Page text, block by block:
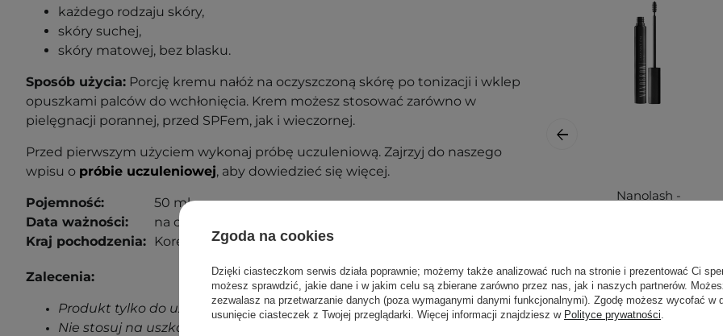
każdego rodzaju skóry,
skóry suchej,
skóry matowej, bez blasku.
Sposób użycia: Porcję kremu nałóż na oczyszczoną skórę po tonizacji i wklep
opuszkami palców do wchłonięcia. Krem możesz stosować zarówno w
pielęgnacji porannej, przed SPFem, jak i wieczornej.
Przed pierwszym użyciem wykonaj próbę uczuleniową. Zajrzyj do naszego
wpisu o próbie uczuleniowej, aby dowiedzieć się więcej.
Pojemność:
50 ml
Data ważności:
na opakowaniu.
Kraj pochodzenia:
Korea Południowa.
Zalecenia:
Produkt tylko do użytku zewnętrznego.
Nie stosuj na uszkodzoną skórę.
Nanolash -
Brown - 7ml
Zgoda na cookies
Dzięki ciasteczkom serwis działa poprawnie; możemy także analizować ruch na stronie i prezentować Ci
możesz sprawdzić, jakie dane i w jakim celu są zbierane zarówno przez nas, jak i naszych partnerów.
zezwalasz na przetwarzanie danych (poza wymaganymi danymi funkcjonalnymi). Zgodę możesz wycofać w
usunięcie ciasteczek z Twojej przeglądarki. Więcej informacji znajdziesz w Polityce prywatności